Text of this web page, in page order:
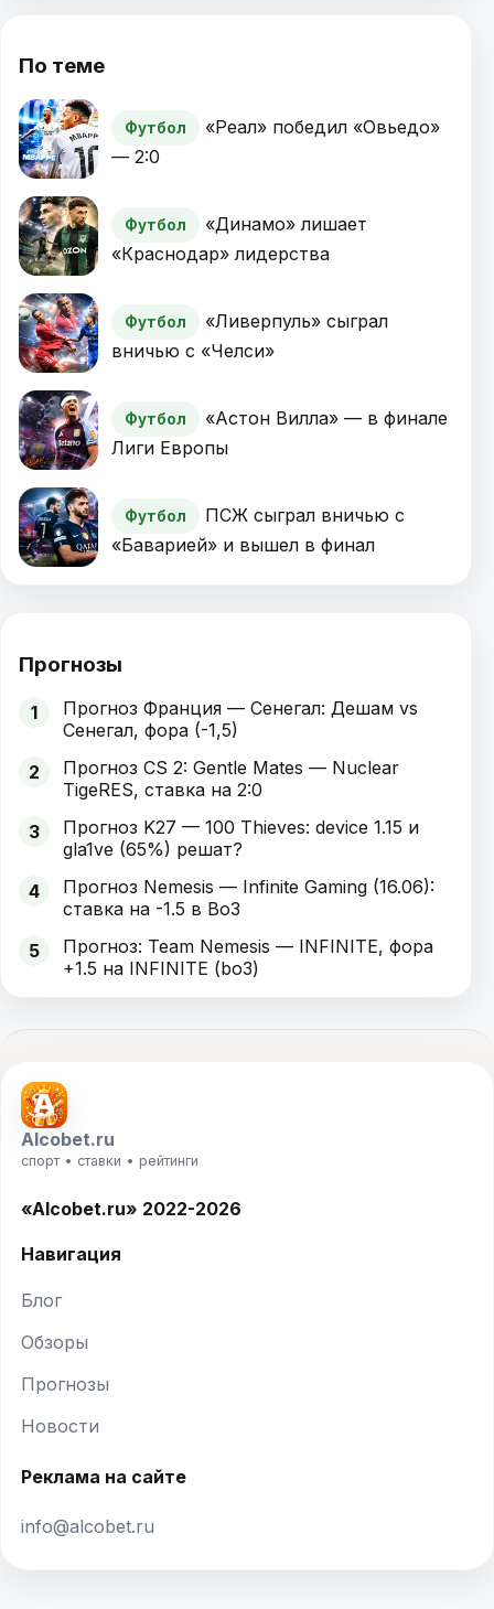
По теме
Футбол
«Реал» победил «Овьедо»
— 2:0
Футбол
«Динамо» лишает
«Краснодар» лидерства
Футбол
«Ливерпуль» сыграл
вничью с «Челси»
Футбол
«Астон Вилла» — в финале
Лиги Европы
Футбол
ПСЖ сыграл вничью с
«Баварией» и вышел в финал
Прогнозы
1
Прогноз Франция — Сенегал: Дешам vs
Сенегал, фора (-1,5)
2
Прогноз CS 2: Gentle Mates — Nuclear
TigeRES, ставка на 2:0
3
Прогноз K27 — 100 Thieves: device 1.15 и
gla1ve (65%) решат?
4
Прогноз Nemesis — Infinite Gaming (16.06):
ставка на -1.5 в Bo3
5
Прогноз: Team Nemesis — INFINITE, фора
+1.5 на INFINITE (bo3)
Alcobet.ru
спорт • ставки • рейтинги
«Alcobet.ru» 2022-2026
Навигация
Блог
Обзоры
Прогнозы
Новости
Реклама на сайте
info@alcobet.ru